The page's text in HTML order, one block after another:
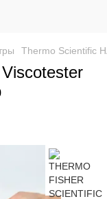
Thermo Scientific